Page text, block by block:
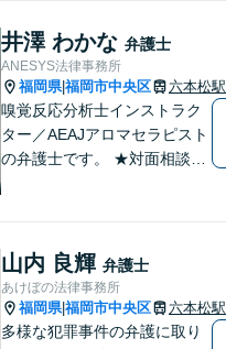
応】【遠隔地からのご依頼・
ご相談歓迎】あなたのために
全力で事件と向き合います！
井澤 わかな 弁護士
ANESYS法律事務所
福岡県|福岡市中央区 六本松駅
嗅覚反応分析士インストラク
ター／AEAJアロマセラピスト
の弁護士です。 ★対面相談が
日／夜間も、時間帯等によっ
て対応可です ★法テラス利用
は、一応可能です
山内 良輝 弁護士
あけぼの法律事務所
福岡県|福岡市中央区 六本松駅
多様な犯罪事件の弁護に取り